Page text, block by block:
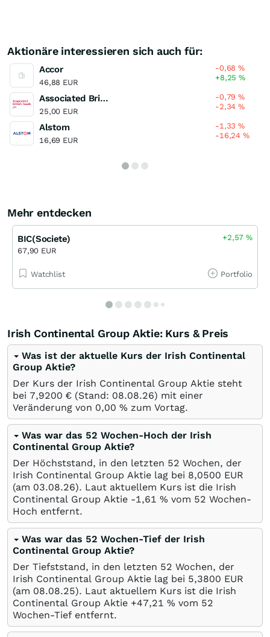
Aktionäre interessieren sich auch für:
Accor
46,88 EUR
-0,68%
+8,25%
Associated British Foods
25,00 EUR
-0,79%
-2,34%
Alstom
16,69 EUR
-1,33%
-16,24%
Mehr entdecken
BIC(Societe)
67,90 EUR
+2,57%
Watchlist Portfolio
Irish Continental Group Aktie: Kurs & Preis
Was ist der aktuelle Kurs der Irish Continental
Group Aktie?
Der Kurs der Irish Continental Group Aktie steht
bei 7,9200 € (Stand: 08.08.26) mit einer
Veränderung von 0,00 % zum Vortag.
Was war das 52 Wochen-Hoch der Irish
Continental Group Aktie?
Der Höchststand, in den letzten 52 Wochen, der
Irish Continental Group Aktie lag bei 8,0500 EUR
(am 03.08.26). Laut aktuellem Kurs ist die Irish
Continental Group Aktie -1,61 % vom 52 Wochen-
Hoch entfernt.
Was war das 52 Wochen-Tief der Irish
Continental Group Aktie?
Der Tiefststand, in den letzten 52 Wochen, der
Irish Continental Group Aktie lag bei 5,3800 EUR
(am 08.08.25). Laut aktuellem Kurs ist die Irish
Continental Group Aktie +47,21 % vom 52
Wochen-Tief entfernt.